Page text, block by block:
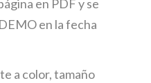
en PDF y se
en la fecha
a color, tamaño